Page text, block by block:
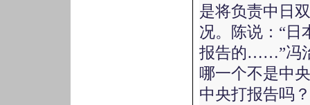
是将负责中日
况。陈说：“日
报告的……”冯
哪一个不是中
中央打报告吗